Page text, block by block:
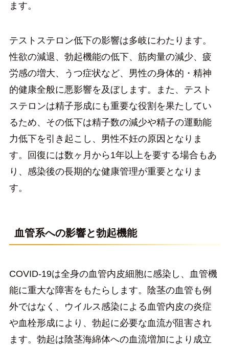
ます。
テストステロン低下の影響は多岐にわたります。
性欲の減退、勃起機能の低下、筋肉量の減少、疲
労感の増大、うつ症状など、男性の身体的・精神
的健康全般に悪影響を及ぼします。また、テスト
ステロンは精子形成にも重要な役割を果たしてい
るため、その低下は精子数の減少や精子の運動能
力低下を引き起こし、男性不妊の原因となりま
す。回復には数ヶ月から1年以上を要する場合もあ
り、感染後の長期的な健康管理が重要となりま
す。
血管系への影響と勃起機能
COVID-19は全身の血管内皮細胞に感染し、血管機
能に重大な障害をもたらします。陰茎の血管も例
外ではなく、ウイルス感染による血管内皮の炎症
や血栓形成により、勃起に必要な血流が阻害され
ます。勃起は陰茎海綿体への血流増加により成立